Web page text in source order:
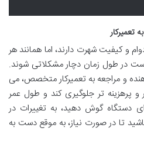
تعمیرکار
و کیفیت شهرت دارند، اما همانند هر
در طول زمان دچار مشکلاتی شوند.
و مراجعه به تعمیرکار متخصص، می
و پرهزینه تر جلوگیری کند و طول عمر
دستگاه گوش دهید، به تغییرات در
تا در صورت نیاز، به موقع دست به